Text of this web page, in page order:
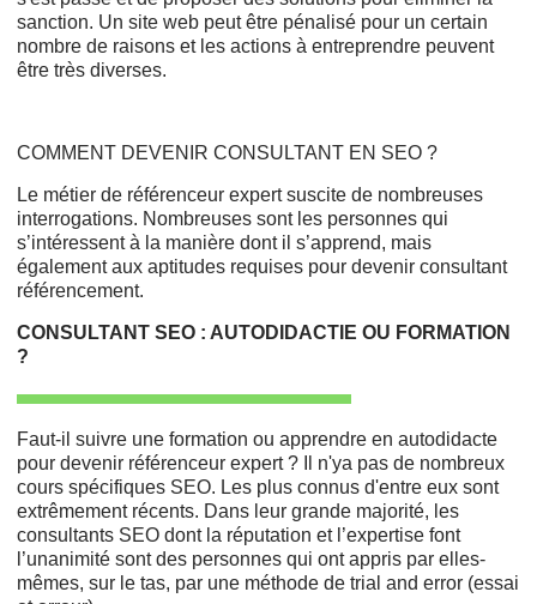
sanction. Un site web peut être pénalisé pour un certain
nombre de raisons et les actions à entreprendre peuvent
être très diverses.
COMMENT DEVENIR CONSULTANT EN SEO ?
Le métier de référenceur expert suscite de nombreuses
interrogations. Nombreuses sont les personnes qui
s’intéressent à la manière dont il s’apprend, mais
également aux aptitudes requises pour devenir consultant
référencement.
CONSULTANT SEO : AUTODIDACTIE OU FORMATION
?
Faut-il suivre une formation ou apprendre en autodidacte
pour devenir référenceur expert ? Il n'ya pas de nombreux
cours spécifiques SEO. Les plus connus d'entre eux sont
extrêmement récents. Dans leur grande majorité, les
consultants SEO dont la réputation et l’expertise font
l’unanimité sont des personnes qui ont appris par elles-
mêmes, sur le tas, par une méthode de trial and error (essai